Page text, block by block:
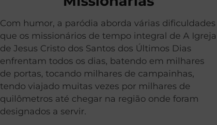
Com humor, a paródia aborda várias dificuldades
que os missionários de tempo integral de A Igreja
de Jesus Cristo dos Santos dos Últimos Dias
enfrentam todos os dias, batendo em milhares
de portas, tocando milhares de campainhas,
tendo viajado muitas vezes por milhares de
quilômetros até chegar na região onde foram
designados a servir.